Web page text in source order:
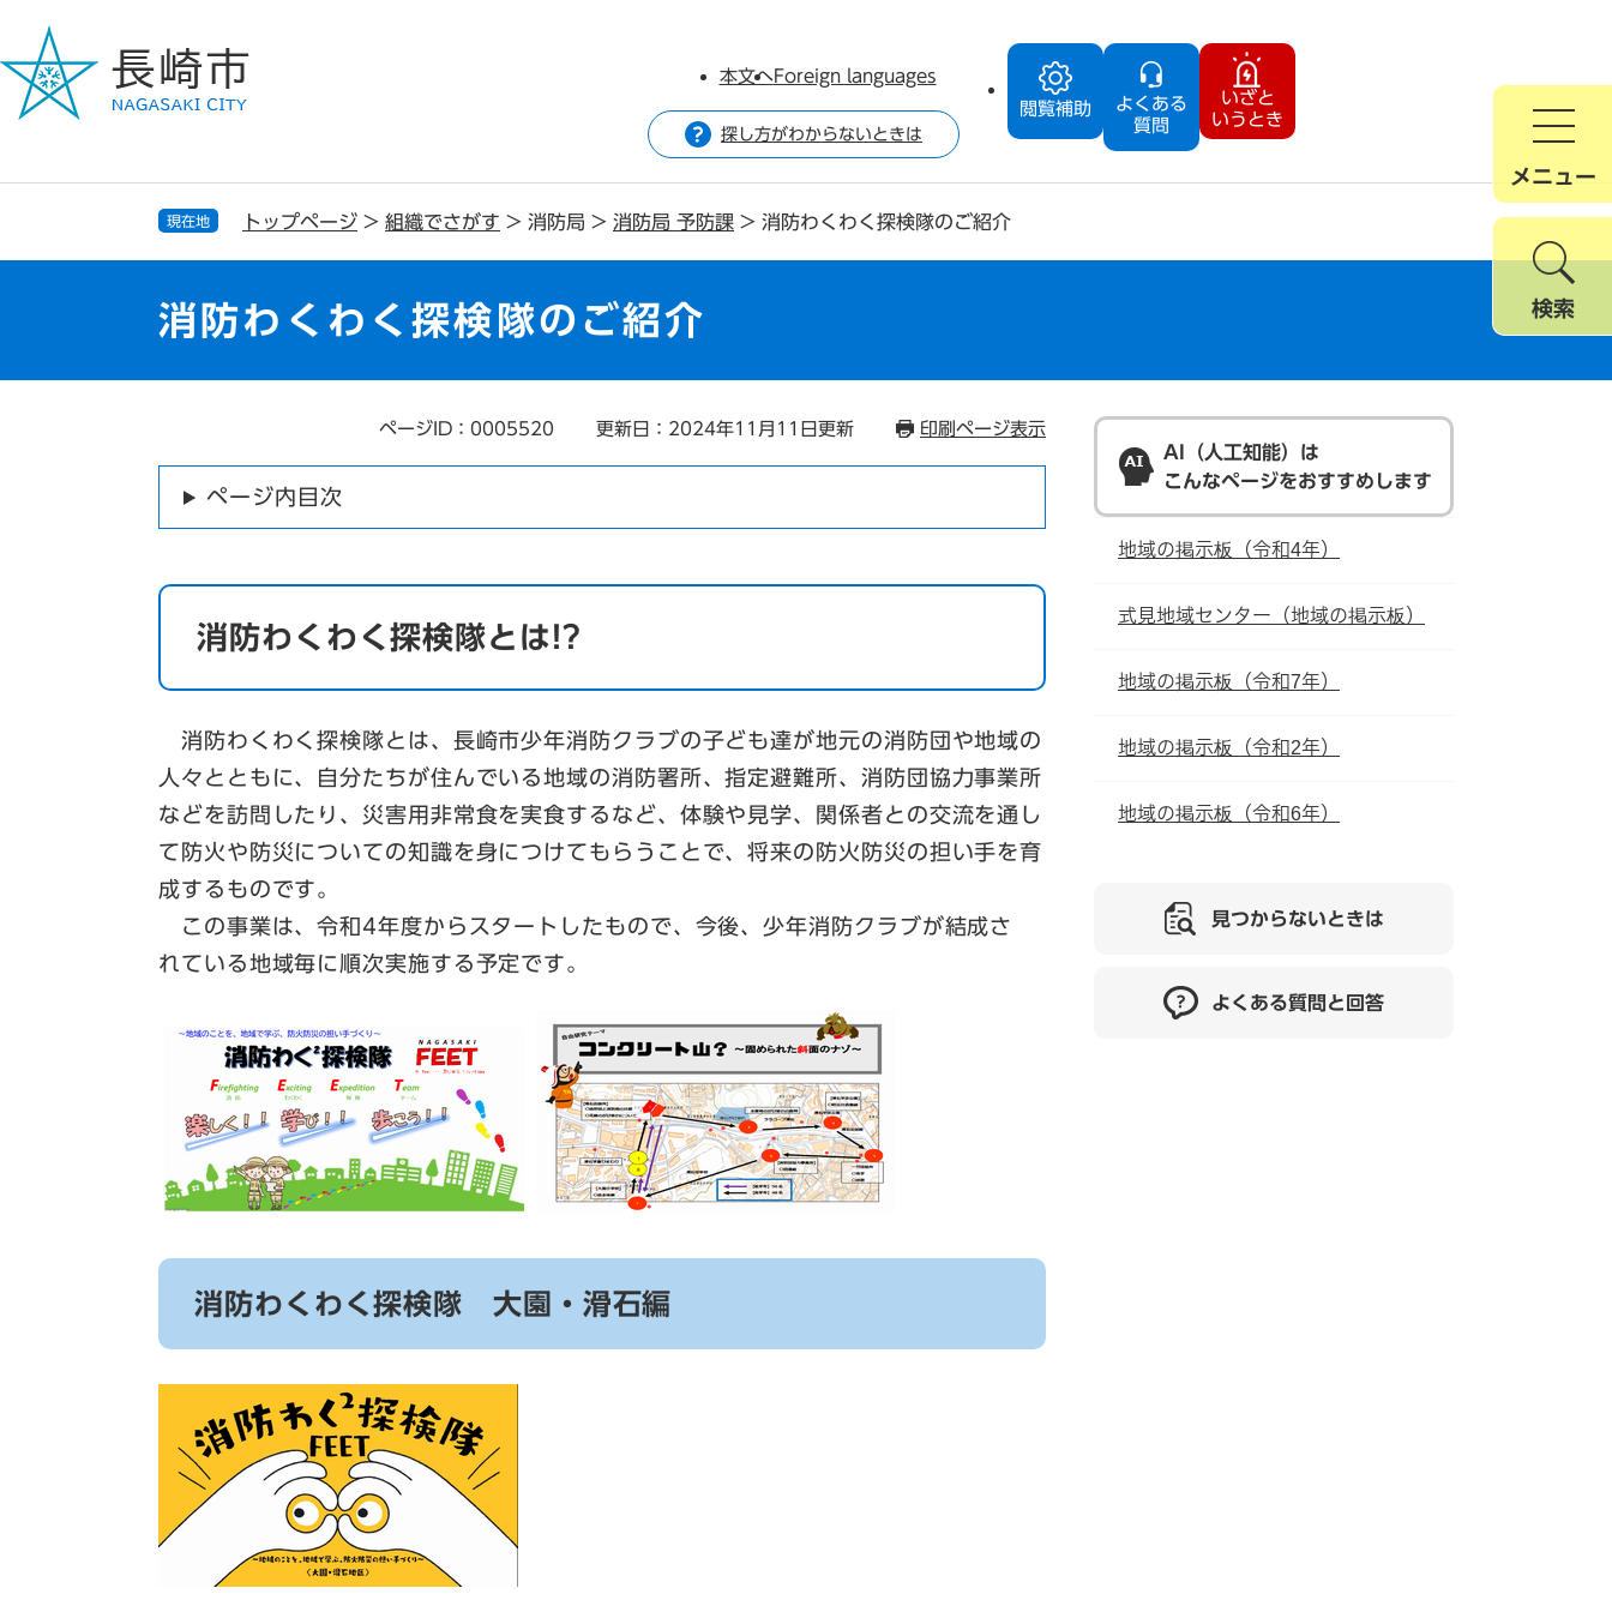
ジ
で
ュ
ば
閲覧補助
よくある
質問
いざと
いうとき
本文へForeign languages
探し方がわからないときは
メニュー
検索
現在地 トップページ > 組織でさがす > 消防局 > 消防局 予防課 > 消防わくわく探検隊のご紹介
消防わくわく探検隊のご紹介
ページID：0005520 更新日：2024年11月11日更新 印刷ページ表示
ページ内目次
消防わくわく探検隊とは!?
消防わくわく探検隊とは、長崎市少年消防クラブの子ども達が地元の消防団や地域の
人々とともに、自分たちが住んでいる地域の消防署所、指定避難所、消防団協力事業所
などを訪問したり、災害用非常食を実食するなど、体験や見学、関係者との交流を通し
て防火や防災についての知識を身につけてもらうことで、将来の防火防災の担い手を育
成するものです。
この事業は、令和4年度からスタートしたもので、今後、少年消防クラブが結成さ
れている地域毎に順次実施する予定です。
消防わくわく探検隊 大園・滑石編
AI（人工知能）は
こんなページをおすすめします
地域の掲示板（令和4年）
式見地域センター（地域の掲示板）
地域の掲示板（令和7年）
地域の掲示板（令和2年）
地域の掲示板（令和6年）
見つからないときは
よくある質問と回答